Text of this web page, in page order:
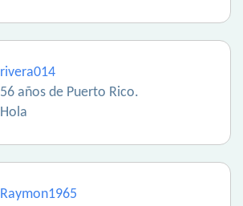
rivera014
56 años de Puerto Rico.
Hola
Raymon1965